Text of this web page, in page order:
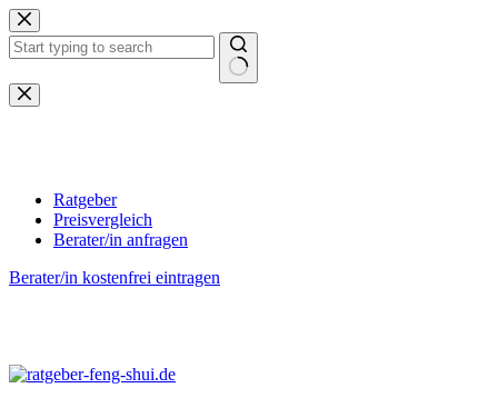
Zum
Inhalt
springen
Keine
Ergebnisse
Ratgeber
Preisvergleich
Berater/in anfragen
Berater/in kostenfrei eintragen